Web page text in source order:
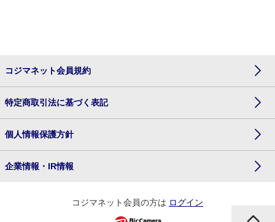
コジマネット会員規約
特定商取引法に基づく表記
個人情報保護方針
企業情報・IR情報
コジマネット会員の方は ログイン